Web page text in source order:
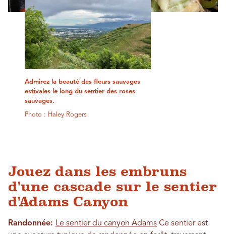
Admirez la beauté des fleurs sauvages
estivales le long du sentier des roses
sauvages.
Photo : Haley Rogers
Jouez dans les embruns
d'une cascade sur le sentier
d'Adams Canyon
Randonnée: Le sentier du canyon Adams Ce sentier est